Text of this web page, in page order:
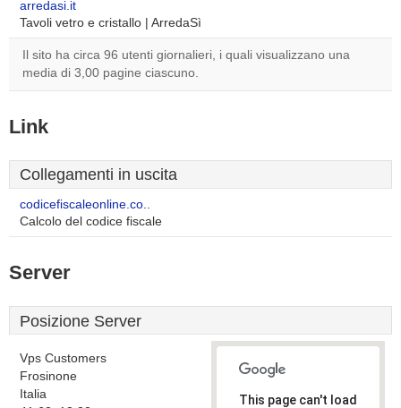
arredasi.it
Tavoli vetro e cristallo | ArredaSì
Il sito ha circa 96 utenti giornalieri, i quali visualizzano una
media di 3,00 pagine ciascuno.
Link
Collegamenti in uscita
codicefiscaleonline.co..
Calcolo del codice fiscale
Server
Posizione Server
Vps Customers
Frosinone
Italia
This page can't load